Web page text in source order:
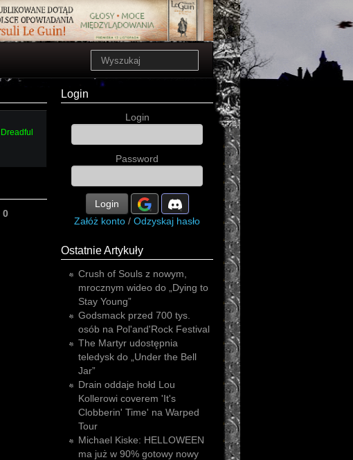
Dreadful
0
Login
Login
Password
Login
Załóż konto / Odzyskaj hasło
Ostatnie Artykuły
Crush of Souls z nowym,
mrocznym wideo do „Dying to
Stay Young”
Godsmack przed 700 tys.
osób na Pol'and'Rock Festival
The Martyr udostępnia
teledysk do „Under the Bell
Jar”
Drain oddaje hołd Lou
Kollerowi coverem 'It's
Clobberin' Time' na Warped
Tour
Michael Kiske: HELLOWEEN
ma już w 90% gotowy nowy